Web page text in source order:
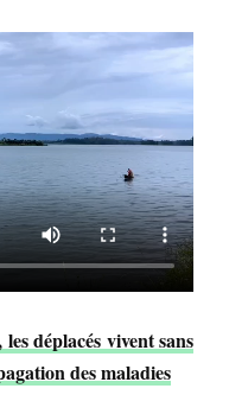
déplacés vivent sans
des maladies